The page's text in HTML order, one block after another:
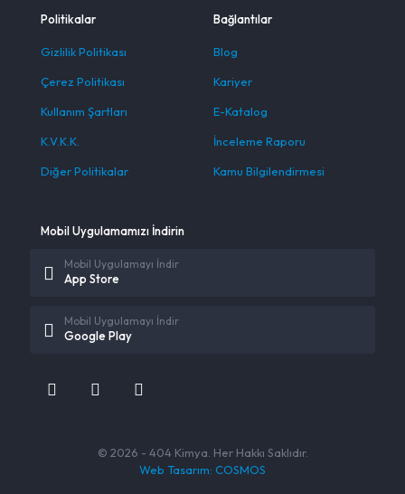
Politikalar
Gizlilik Politikası
Çerez Politikası
Kullanım Şartları
K.V.K.K.
Diğer Politikalar
Bağlantılar
Blog
Kariyer
E-Katalog
İnceleme Raporu
Kamu Bilgilendirmesi
Mobil Uygulamamızı İndirin
App Store
Mobil Uygulamayı İndir
Google Play
Mobil Uygulamayı İndir
© 2026 - 404 Kimya. Her Hakkı Saklıdır.
Web Tasarım: COSMOS